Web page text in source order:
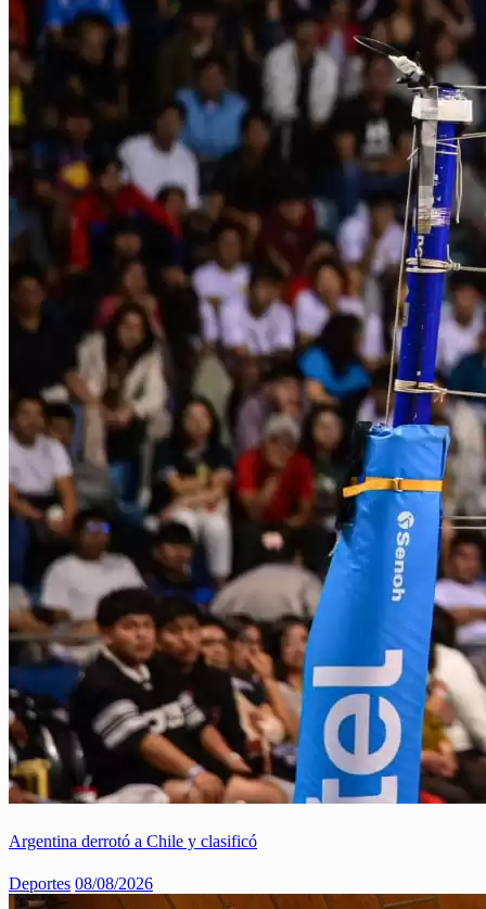
Argentina derrotó a Chile y clasificó
Deportes 08/08/2026